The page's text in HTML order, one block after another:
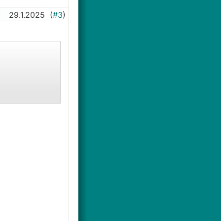
29.1.2025 (#3)
sind.